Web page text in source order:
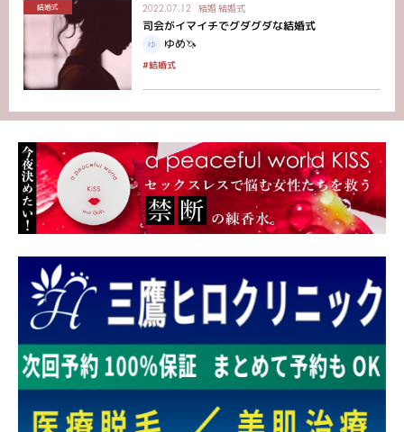
結婚式 2022.07.12 結婚結婚式
司会がイマイチでグダグダな結婚式
ゆめ🦄
#結婚式